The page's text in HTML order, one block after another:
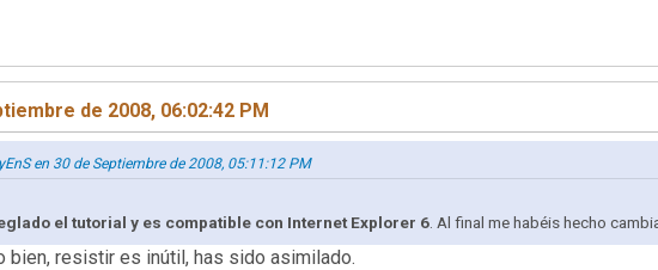
de 2008, 06:02:42 PM
en 30 de Septiembre de 2008, 05:11:12 PM
el tutorial y es compatible con Internet Explorer 6 . Al final me habéis hecho
bien, resistir es inútil, has sido asimilado.